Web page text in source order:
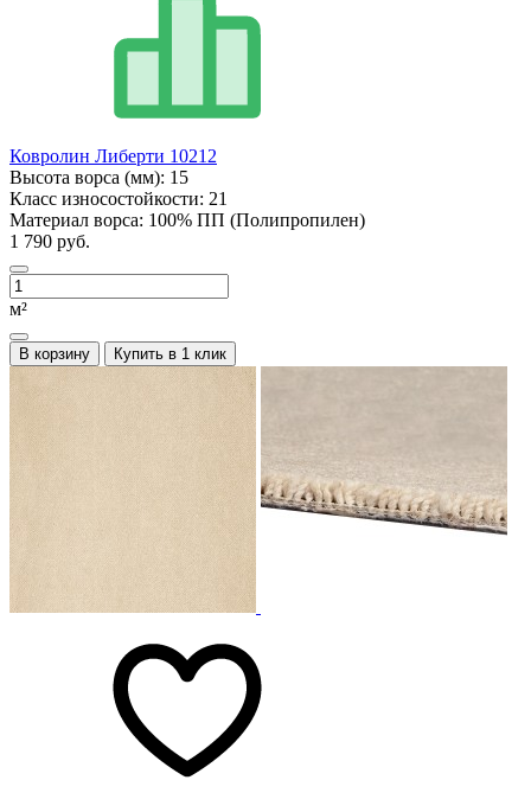
Ковролин Либерти 10212
Высота ворса (мм): 15
Класс износостойкости: 21
Материал ворса: 100% ПП (Полипропилен)
1 790 руб.
м²
В корзину Купить в 1 клик